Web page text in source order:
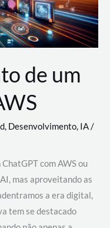
de um
, Desenvolvimento, IA/
com AWS ou
mas aproveitando as
a era digital,
tem se destacado